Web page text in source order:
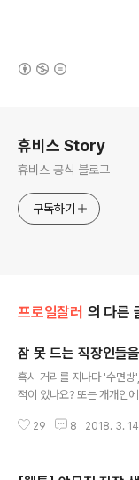
휴비스 Story
휴비스 공식 블로그
구독하기
프로일잘러 의 다른
잠 못 드는 직장인들
혹시 거리를 지나다 '수면
적이 있나요? 또는 개개인
트레스와 이런저런 이유로
29 8 2018. 3.